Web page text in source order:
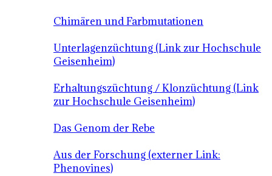
Chimären und Farbmutationen
Unterlagenzüchtung (Link zur Hochschule
Geisenheim)
Erhaltungszüchtung / Klonzüchtung (Link
zur Hochschule Geisenheim)
Das Genom der Rebe
Aus der Forschung (externer Link:
Phenovines)